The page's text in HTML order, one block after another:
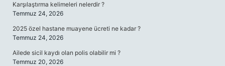
Karşılaştırma kelimeleri nelerdir ?
Temmuz 24, 2026
2025 özel hastane muayene ücreti ne kadar ?
Temmuz 24, 2026
Ailede sicil kaydı olan polis olabilir mi ?
Temmuz 20, 2026